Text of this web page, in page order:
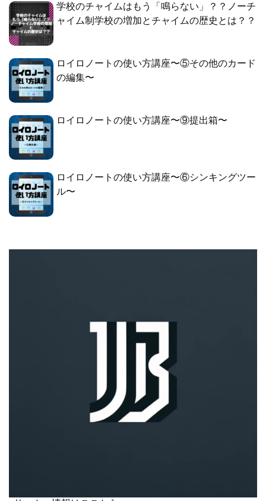
学校のチャイムはもう「鳴らない」？？ノーチ
ャイム制学校の増加とチャイムの歴史とは？？
ロイロノートの使い方講座〜⑤その他のカード
の編集〜
ロイロノートの使い方講座〜⑨提出箱〜
ロイロノートの使い方講座〜⑥シンキングツー
ル〜